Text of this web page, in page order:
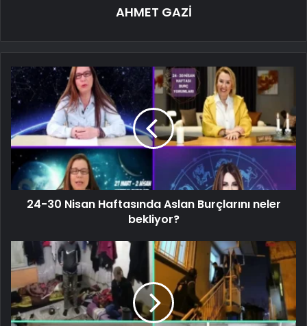
AHMET GAZİ
24-30 Nisan Haftasında Aslan Burçlarını neler
bekliyor?